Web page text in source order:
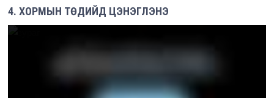
4. ХОРМЫН ТӨДИЙД ЦЭНЭГЛЭНЭ